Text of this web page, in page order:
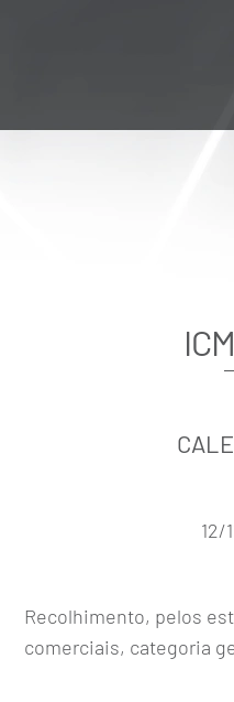
12/
Recolhimento, pelos
comerciais, categoria